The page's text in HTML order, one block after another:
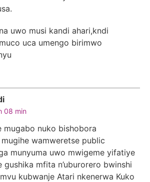
uwo musi kandi ahari,kndi
uca umengo birimwo
08 min
mugabo nuko bishobora
wamweretse public
munyuma uwo mwigeme yifatiye
gushika mfita n’uburorero bwinshi
kubwanje Atari nkenerwa Kuko